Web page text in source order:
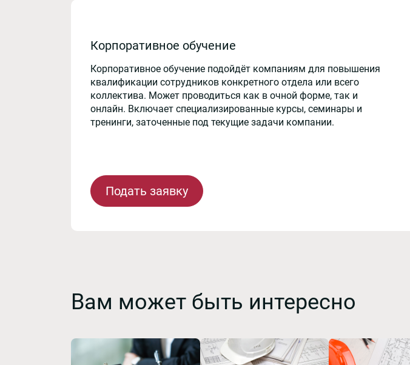
Корпоративное обучение
Корпоративное обучение подойдёт компаниям для повышения
квалификации сотрудников конкретного отдела или всего
коллектива. Может проводиться как в очной форме, так и
онлайн. Включает специализированные курсы, семинары и
тренинги, заточенные под текущие задачи компании.
Подать заявку
Вам может быть интересно